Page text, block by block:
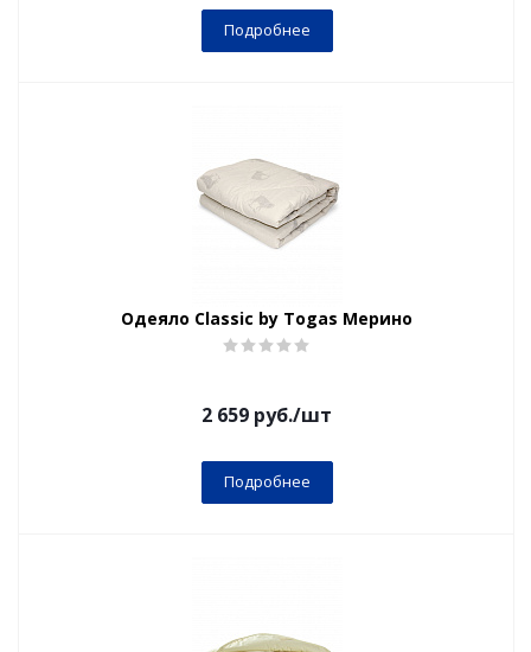
Подробнее
Одеяло Classic by Togas Мерино
2 659 руб./шт
Подробнее